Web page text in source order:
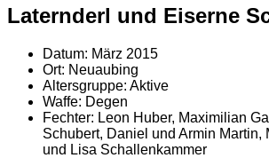
Laternderl und Eiserne
Datum: März 2015
Ort: Neuaubing
Altersgruppe: Aktive
Waffe: Degen
Fechter: Leon Huber, Maximilian
Schubert, Daniel und Armin Martin,
und Lisa Schallenkammer